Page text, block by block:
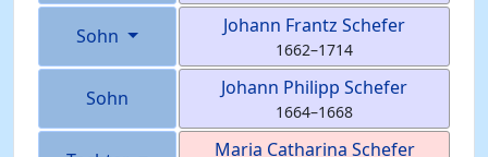
Sohn Johann Frantz Schefer
1662–1714
Sohn Johann Philipp Schefer
1664–1668
Maria Catharina Schefer